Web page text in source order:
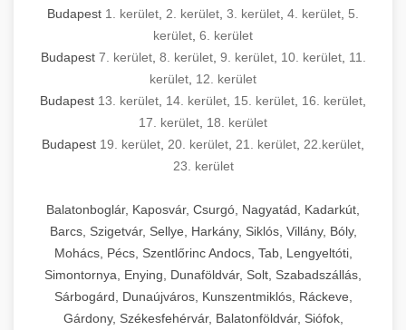
Budapest 1. kerület 2. kerület 3. kerület 4. kerület 5.
kerület 6. kerület
Budapest 7. kerület, 8. kerület, 9. kerület, 10. kerület, 11.
kerület 12. kerület
Budapest 13. kerület 14. kerület 15. kerület 16. kerület
17. kerület 18. kerület
Budapest 19. kerület 20. kerület 21. kerület 22.kerület
23. kerület
Balatonboglár, Kaposvár, Csurgó, Nagyatád, Kadarkút,
Barcs, Szigetvár, Sellye, Harkány, Siklós, Villány, Bóly,
Mohács, Pécs, Szentlőrinc Andocs, Tab, Lengyeltóti,
Simontornya, Enying, Dunaföldvár, Solt, Szabadszállás,
Sárbogárd, Dunaújváros, Kunszentmiklós, Ráckeve,
Gárdony, Székesfehérvár, Balatonföldvár, Siófok,